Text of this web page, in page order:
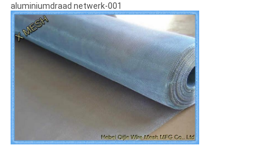
aluminiumdraad netwerk-001